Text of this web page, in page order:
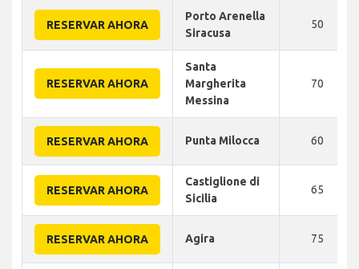
RESERVAR AHORA
Porto Arenella
Siracusa
50
RESERVAR AHORA
Santa
Margherita
Messina
70
RESERVAR AHORA Punta Milocca 60
RESERVAR AHORA
Castiglione di
Sicilia
65
RESERVAR AHORA Agira 75